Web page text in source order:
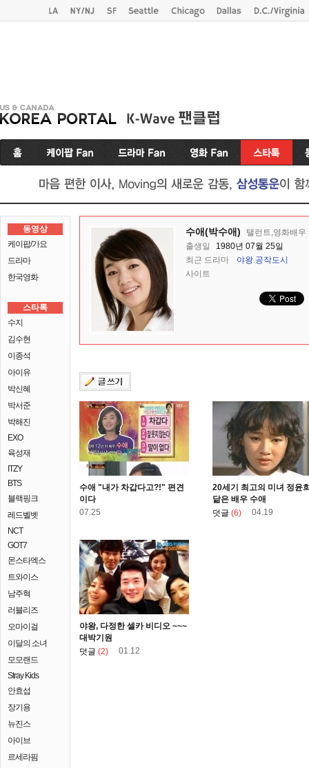
동영상
케이팝/가요
드라마
한국영화
스타톡
수지
김수현
이종석
아이유
박신혜
박서준
박해진
EXO
육성재
ITZY
BTS
블랙핑크
레드벨벳
NCT
GOT7
몬스타엑스
트와이스
남주혁
러블리즈
오마이걸
이달의 소녀
모모랜드
Stray Kids
안효섭
장기용
뉴진스
아이브
르세라핌
수애(박수애)
탤런트,영화배우
출생일
1980년 07월 25일
최근 드라마
야왕 공작도시
사이트
수애 "내가 차갑다고?!" 편견
이다
07.25
20세기 최고의 미녀 정윤
닮은 배우 수애
덧글 (6) 04.19
야왕, 다정한 셀카 비디오 ~~~
대박기원
덧글 (2) 01.12